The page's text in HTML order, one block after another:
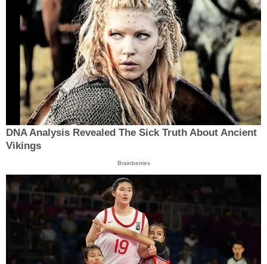
DNA Analysis Revealed The Sick Truth About Ancient
Vikings
Brainberries